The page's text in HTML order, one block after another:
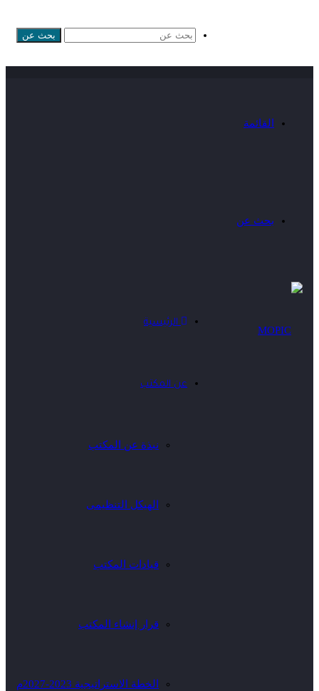
بحث عن
القائمة
بحث عن
الرئيسية
عن المكتب
نبذة عن المكتب
الهيكل التنظيمى
قيادات المكتب
قرار إنشاء المكتب
الخطة الاستراتيجية 2023-2027م